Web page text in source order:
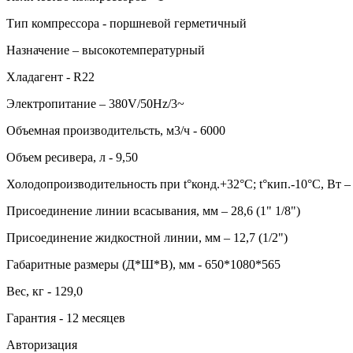
Тип компрессора - поршневой герметичный
Назначение – высокотемпературный
Хладагент - R22
Электропитание – 380V/50Hz/3~
Объемная производительсть, м3/ч - 6000
Объем ресивера, л - 9,50
Холодопроизводительность при t°конд.+32°С; t°кип.-10°С, Вт
Присоединение линии всасывания, мм – 28,6 (1" 1/8")
Присоединение жидкостной линии, мм – 12,7 (1/2")
Габаритные размеры (Д*Ш*В), мм - 650*1080*565
Вес, кг - 129,0
Гарантия - 12 месяцев
Авторизация